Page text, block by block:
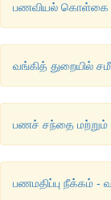
பணவியல் கொள்கை -
வங்கித் துறையில்
பணச் சந்தை மற்றும்
பணமதிப்பு நீக்கம் -